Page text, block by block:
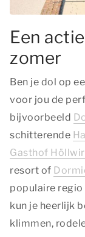
Een
zomer
Ben je dol op
voor jou de
bijvoorbeeld
schitterende
Gasthof
resort of
populaire regio
kun je heerlijk
klimmen,